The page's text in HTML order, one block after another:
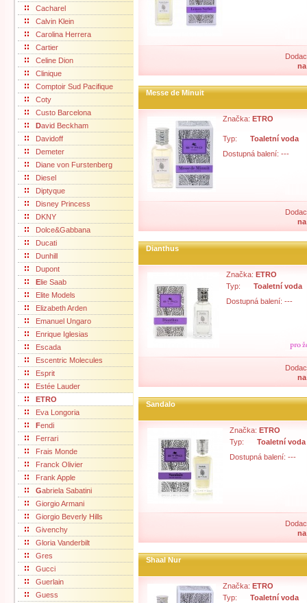
Cacharel
Calvin Klein
Carolina Herrera
Cartier
Celine Dion
Clinique
Comptoir Sud Pacifique
Coty
Custo Barcelona
David Beckham
Davidoff
Demeter
Diane von Furstenberg
Diesel
Diptyque
Disney Princess
DKNY
Dolce&Gabbana
Ducati
Dunhill
Dupont
Elie Saab
Elite Models
Elizabeth Arden
Emanuel Ungaro
Enrique Iglesias
Escada
Escentric Molecules
Esprit
Estée Lauder
ETRO
Eva Longoria
Fendi
Ferrari
Frais Monde
Franck Olivier
Frank Apple
Gabriela Sabatini
Giorgio Armani
Giorgio Beverly Hills
Givenchy
Gloria Vanderbilt
Gres
Gucci
Guerlain
Guess
Messe de Minuit
Značka: ETRO
Typ:
Toaletní voda
Dostupná balení: ---
Dianthus
Značka: ETRO
Typ:
Toaletní voda
Dostupná balení: ---
Sandalo
Značka: ETRO
Typ:
Toaletní voda
Dostupná balení: ---
Shaal Nur
Značka: ETRO
Typ:
Toaletní voda